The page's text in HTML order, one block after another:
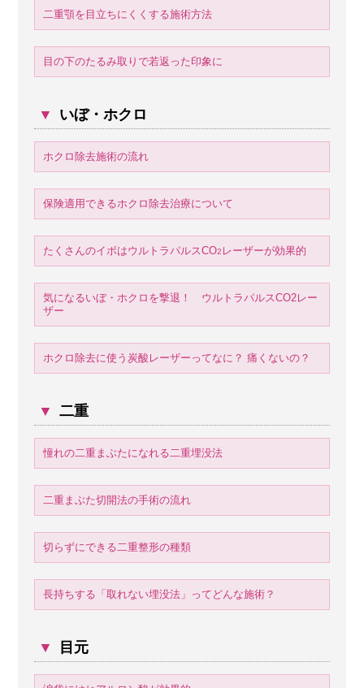
二重顎を目立ちにくくする施術方法
目の下のたるみ取りで若返った印象に
▼ いぼ・ホクロ
ホクロ除去施術の流れ
保険適用できるホクロ除去治療について
たくさんのイボはウルトラパルスCO2 レーザーが効果的
気になるいぼ・ホクロを撃退！ ウルトラパルスCO2レー
ザー
ホクロ除去に使う炭酸レーザーってなに？ 痛くないの？
▼ 二重
憧れの二重まぶたになれる二重埋没法
二重まぶた切開法の手術の流れ
切らずにできる二重整形の種類
長持ちする「取れない埋没法」ってどんな施術？
▼ 目元